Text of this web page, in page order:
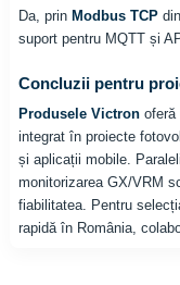
Da, prin Modbus TCP din
suport pentru MQTT și
Concluzii pentru
Produsele Victron oferă
integrat în proiecte
și aplicații mobile.
monitorizarea GX/VRM
fiabilitatea. Pentru
rapidă în România,